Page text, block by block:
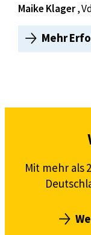
Maike Klager,
Mehr
v
a
K
Mit mehr als